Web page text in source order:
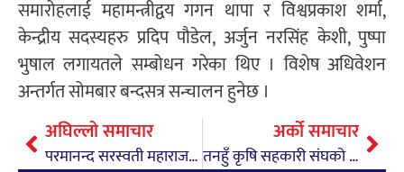
समारोहलाई महामन्त्रीद्वय गगन थापा र विश्वप्रकाश शर्मा,
केन्द्रीय सदस्यहरु प्रदिप पौडेल, अर्जुन नरसिंह केशी, पुष्पा
भुषाल लगायतले सम्बोधन गरेका थिए । विशेष अधिवेशन
अन्तर्गत सोमबार बन्दसत्र सन्चालन हुनेछ ।
अघिल्लो समाचार
परमानन्द सरस्वती महाराजको २९ औँ वार्षिक पुण्यस्मृति मनाइयो
अर्को समाचार
तनहुँ कृषि सहकारी संघको अध्यक्षमा श्रेष्ठ